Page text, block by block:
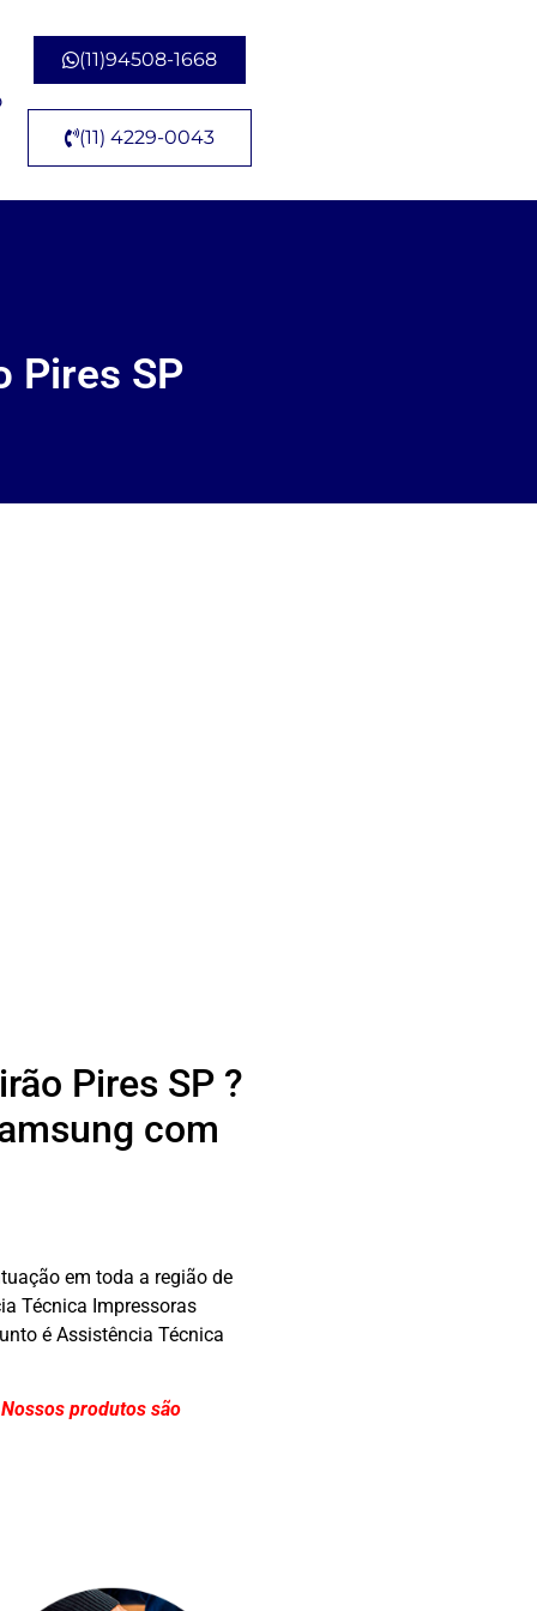
(11)94508-1668
(11) 4229-0043
Pires SP
Pires SP ?
com
em toda a região de
Técnica Impressoras
é Assistência Técnica
produtos são